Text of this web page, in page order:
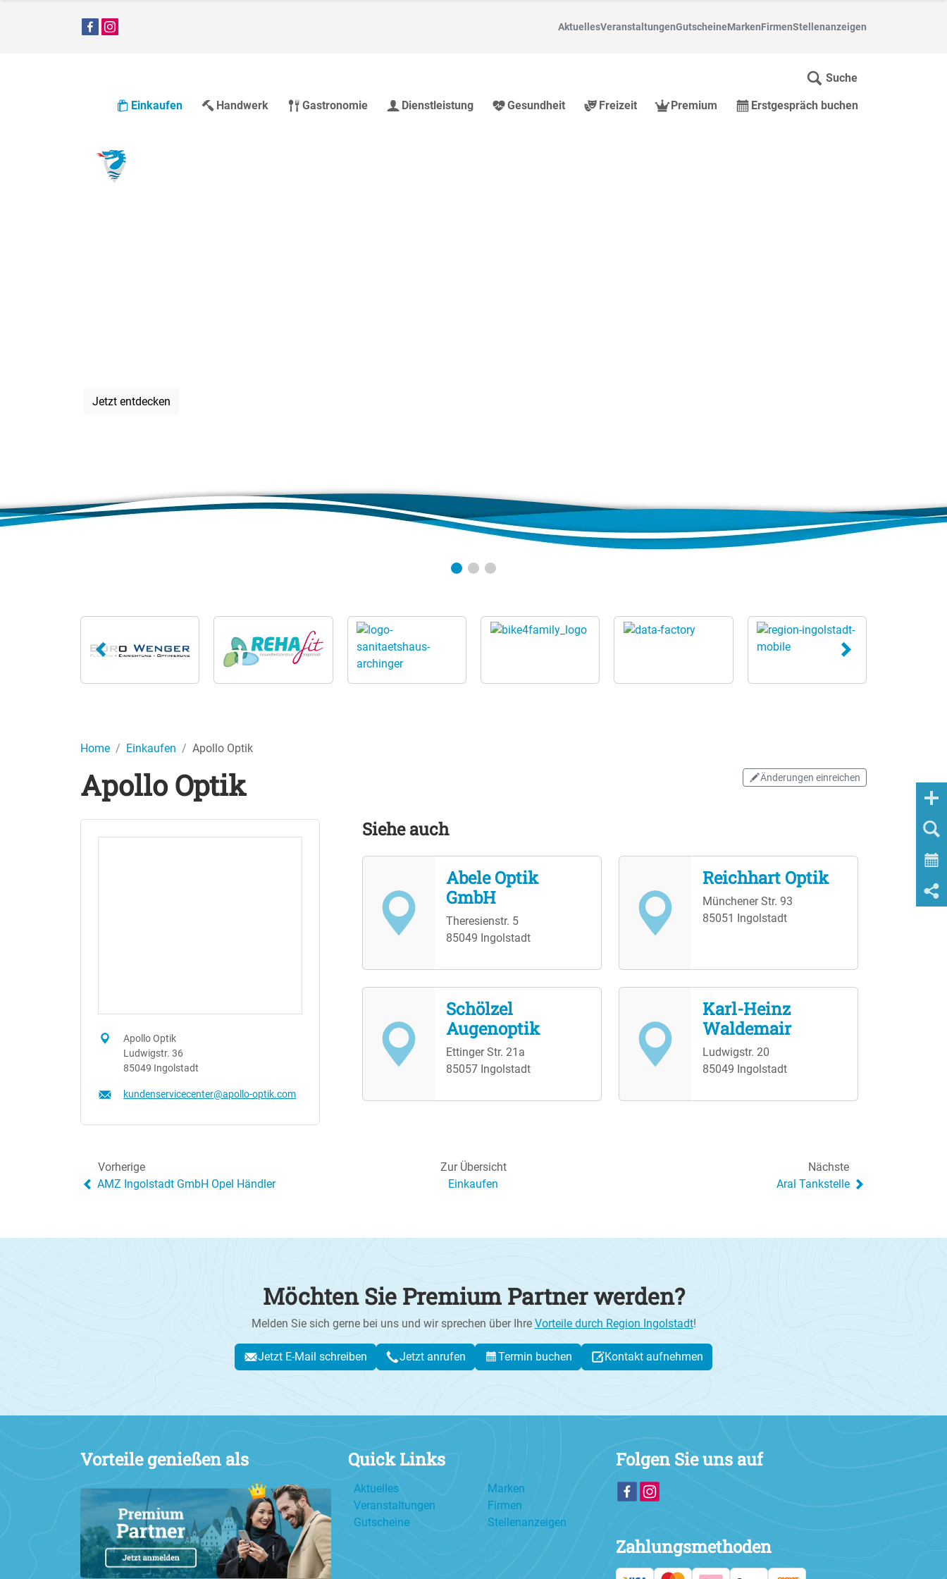
AktuellesVeranstaltungenGutscheineMarkenFirmenStellenanzeigen
Einkaufen Handwerk Gastronomie Dienstleistung Gesundheit Freizeit Premium Erstgespräch buchen
Suche
Jetzt entdecken
Home Einkaufen Apollo Optik
Änderungen einreichen
Apollo Optik
Siehe auch
Abele Optik
GmbH
Theresienstr. 5
85049 Ingolstadt
Reichhart Optik
Münchener Str. 93
85051 Ingolstadt
Schölzel
Augenoptik
Ettinger Str. 21a
85057 Ingolstadt
Karl-Heinz
Waldemair
Ludwigstr. 20
85049 Ingolstadt
Apollo Optik
Ludwigstr. 36
85049 Ingolstadt
kundenservicecenter@apollo-optik.com
Vorherige
AMZ Ingolstadt GmbH Opel Händler
Zur Übersicht
Einkaufen
Nächste
Aral Tankstelle
Möchten Sie Premium Partner werden?
Melden Sie sich gerne bei uns und wir sprechen über Ihre Vorteile durch Region Ingolstadt!
Jetzt E-Mail schreiben Jetzt anrufen Termin buchen Kontakt aufnehmen
Vorteile genießen als Quick Links
Aktuelles
Veranstaltungen
Gutscheine
Marken
Firmen
Stellenanzeigen
Folgen Sie uns auf
Zahlungsmethoden